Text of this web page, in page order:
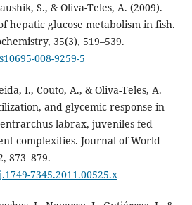
S., & Oliva-Teles, A. (2009).
hepatic glucose metabolism in fish.
35(3), 519–539.
008-9259-5
I., Couto, A., & Oliva-Teles, A.
and glycemic response in
labrax, juveniles fed
complexities. Journal of World
873–879.
7345.2011.00525.x